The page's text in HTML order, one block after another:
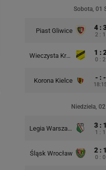
Sobota, 01
Piast Gliwice 4 :
2 : 1
Wieczysta Kraków 1 :
0 : 2
Korona Kielce - : -
Niedziela,
Legia Warszawa 3 : 1
1 : 1
Śląsk Wrocław 2 : 1
0 : 0